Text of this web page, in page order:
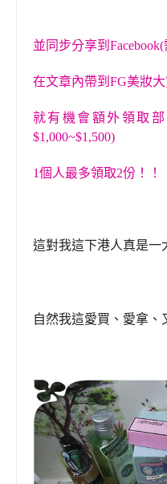
並同步分享到
在文章內帶到FG美妝
就有機會額外領取
$1,000~$1,500)
1個人最多領取2份！！
這對我這下港人真是一
自然我這愛買、愛拿、